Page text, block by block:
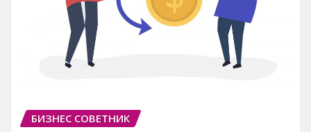
БИЗНЕС СОВЕТНИК